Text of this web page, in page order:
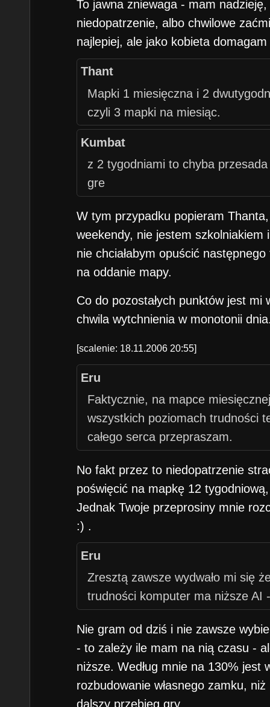
To jawna zniewaga - mam
niedopatrzenie, albo chwilowe
najlepiej, ale jako kobieta
Thant
Mapki 1 miesięczna i 2
czyli 3 mapki na miesiąc.
Kumbat
z 2 tygodniami to chyba
gre
W tym przypadku popieram
weekendy, nie jestem szkolniakiem
nie chciałabym opuścić
na oddanie mapy.
Co do pozostałych punktów jest
chwila wytchnienia w monotonii
[scalenie: 18.11.2006 20:55]
Eru
Faktycznie, na mapce
wszystkich poziomach trudności
całego serca przepraszam.
No fakt przez to niedopatrzenie
poświęcić na mapkę 12
Jednak Twoje przeprosiny mnie
:) .
Eru
Zresztą zawsze wydwało mi się
trudności komputer ma niższe AI
Nie gram od dziś i nie zawsze
- to zależy ile mam na nią czasu -
niższe. Według mnie na 130% jest
rozbudowanie własnego zamku,
dalszy przebieg gry....